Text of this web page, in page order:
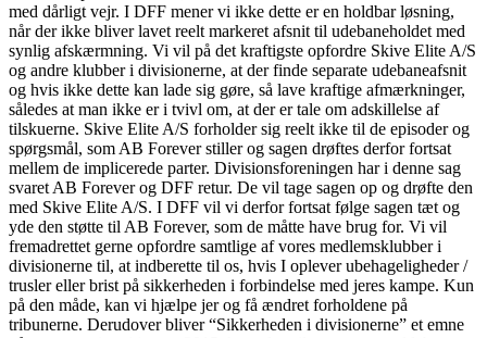
med dårligt vejr. I DFF mener vi ikke dette er en holdbar løsning,
når der ikke bliver lavet reelt markeret afsnit til udebaneholdet med
synlig afskærmning. Vi vil på det kraftigste opfordre Skive Elite A/S
og andre klubber i divisionerne, at der finde separate udebaneafsnit
og hvis ikke dette kan lade sig gøre, så lave kraftige afmærkninger,
således at man ikke er i tvivl om, at der er tale om adskillelse af
tilskuerne. Skive Elite A/S forholder sig reelt ikke til de episoder og
spørgsmål, som AB Forever stiller og sagen drøftes derfor fortsat
mellem de implicerede parter. Divisionsforeningen har i denne sag
svaret AB Forever og DFF retur. De vil tage sagen op og drøfte den
med Skive Elite A/S. I DFF vil vi derfor fortsat følge sagen tæt og
yde den støtte til AB Forever, som de måtte have brug for. Vi vil
fremadrettet gerne opfordre samtlige af vores medlemsklubber i
divisionerne til, at indberette til os, hvis I oplever ubehageligheder /
trusler eller brist på sikkerheden i forbindelse med jeres kampe. Kun
på den måde, kan vi hjælpe jer og få ændret forholdene på
tribunerne. Derudover bliver “Sikkerheden i divisionerne” et emne